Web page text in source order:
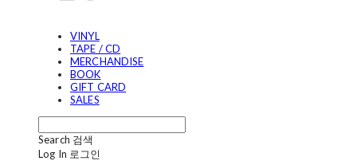
VINYL
TAPE / CD
MERCHANDISE
BOOK
GIFT CARD
SALES
Search 검색
Log In 로그인